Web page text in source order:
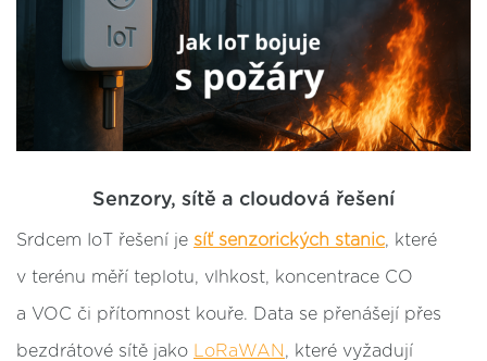
Senzory, sítě a cloudová řešení
Srdcem IoT řešení je síť senzorických stanic, které
v terénu měří teplotu, vlhkost, koncentrace CO
a VOC či přítomnost kouře. Data se přenášejí přes
bezdrátové sítě jako LoRaWAN, které vyžadují